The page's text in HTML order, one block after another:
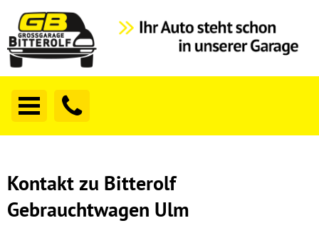
Kontakt zu Bitterolf
Gebrauchtwagen Ulm